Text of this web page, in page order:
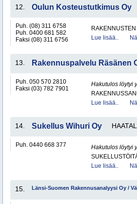
12. Oulun Kosteustutkimus Oy
Puh. (08) 311 6758
Puh. 0400 681 582
Faksi (08) 311 6756
Lue lisää..
13. Rakennuspalvelu Räsänen
Puh. 050 570 2810
Faksi (03) 782 7901
Hakutulos löytyi
Lue lisää..
14. Sukellus Wihuri Oy
Puh. 0440 668 377
Hakutulos löytyi
Lue lisää..
15. Länsi-Suomen Rakennusanalyysi Oy /